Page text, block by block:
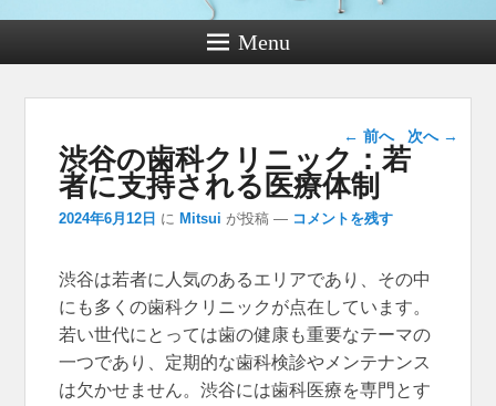
Menu
投稿ナビゲー
ション
← 前へ 次へ →
渋谷の歯科クリニック：若
者に支持される医療体制
2024年6月12日 に Mitsui が投稿 — コメントを残す
渋谷は若者に人気のあるエリアであり、その中
にも多くの歯科クリニックが点在しています。
若い世代にとっては歯の健康も重要なテーマの
一つであり、定期的な歯科検診やメンテナンス
は欠かせません。渋谷には歯科医療を専門とす